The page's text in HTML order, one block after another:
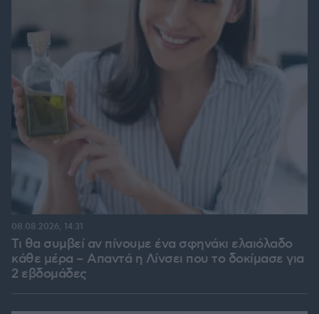
Τι θα συμβεί αν πίνουμε ένα σφηνάκι ελαιόλαδο
κάθε μέρα – Απαντά η Λίνσει που το δοκίμασε για
2 εβδομάδες
08.08.2026, 14:31